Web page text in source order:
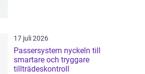
17 juli 2026
Passersystem nyckeln till
smartare och tryggare
tillträdeskontroll